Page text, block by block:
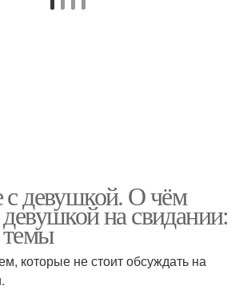
с девушкой. О чём
на свидании:
темы
которые не стоит обсуждать на